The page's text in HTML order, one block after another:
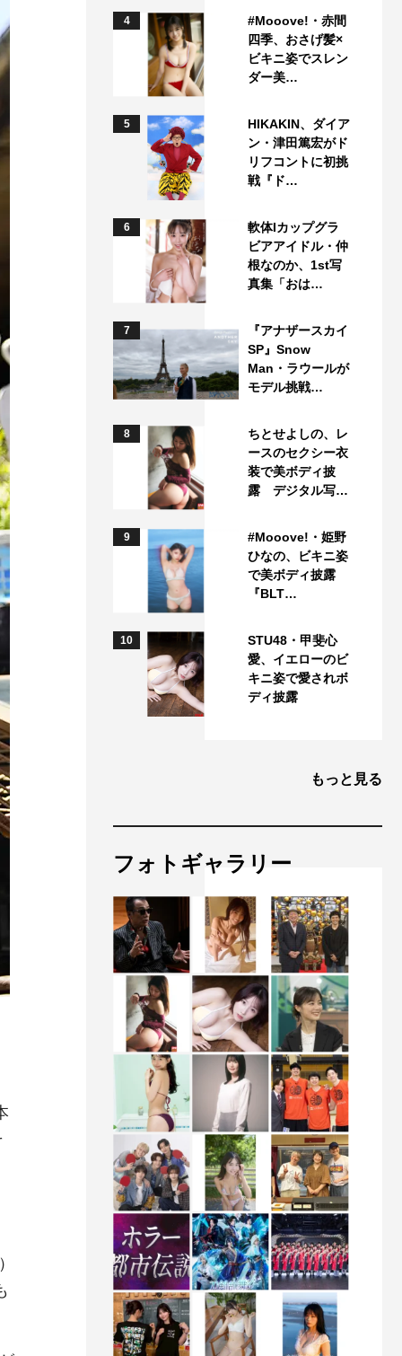
4
#Mooove!・赤間
四季、おさげ髪×
ビキニ姿でスレン
ダー美…
5
HIKAKIN、ダイア
ン・津田篤宏がド
リフコントに初挑
戦『ド…
6
軟体Iカップグラ
ビアアイドル・仲
根なのか、1st写
真集「おは…
7
『アナザースカイ
SP』Snow
Man・ラウールが
モデル挑戦…
8
ちとせよしの、レ
ースのセクシー衣
装で美ボディ披
露 デジタル写…
9
#Mooove!・姫野
ひなの、ビキニ姿
で美ボディ披露
『BLT…
10
STU48・甲斐心
愛、イエローのビ
キニ姿で愛されボ
ディ披露
もっと見る
フォトギャラリー